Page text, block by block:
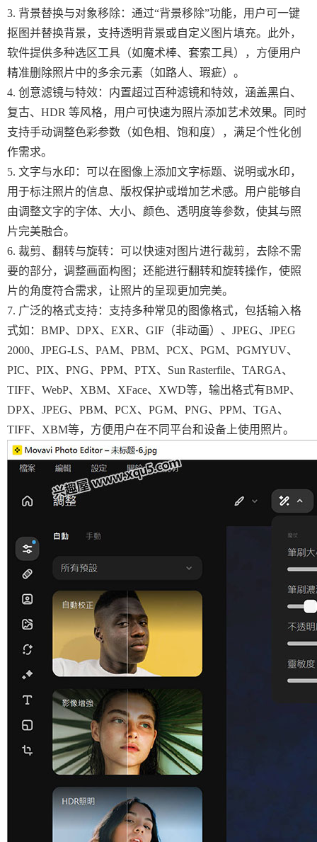
3. 背景替换与对象移除：通过“背景移除”功能，用户可一键
抠图并替换背景，支持透明背景或自定义图片填充。此外，
软件提供多种选区工具（如魔术棒、套索工具），方便用户
精准删除照片中的多余元素（如路人、瑕疵）。
4. 创意滤镜与特效：内置超过百种滤镜和特效，涵盖黑白、
复古、HDR 等风格，用户可快速为照片添加艺术效果。同时
支持手动调整色彩参数（如色相、饱和度），满足个性化创
作需求。
5. 文字与水印：可以在图像上添加文字标题、说明或水印，
用于标注照片的信息、版权保护或增加艺术感。用户能够自
由调整文字的字体、大小、颜色、透明度等参数，使其与照
片完美融合。
6. 裁剪、翻转与旋转：可以快速对图片进行裁剪，去除不需
要的部分，调整画面构图；还能进行翻转和旋转操作，使照
片的角度符合需求，让照片的呈现更加完美。
7. 广泛的格式支持：支持多种常见的图像格式，包括输入格
式如：BMP、DPX、EXR、GIF（非动画）、JPEG、JPEG
2000、JPEG-LS、PAM、PBM、PCX、PGM、PGMYUV、
PIC、PIX、PNG、PPM、PTX、Sun Rasterfile、TARGA、
TIFF、WebP、XBM、XFace、XWD等，输出格式有BMP、
DPX、JPEG、PBM、PCX、PGM、PNG、PPM、TGA、
TIFF、XBM等，方便用户在不同平台和设备上使用照片。